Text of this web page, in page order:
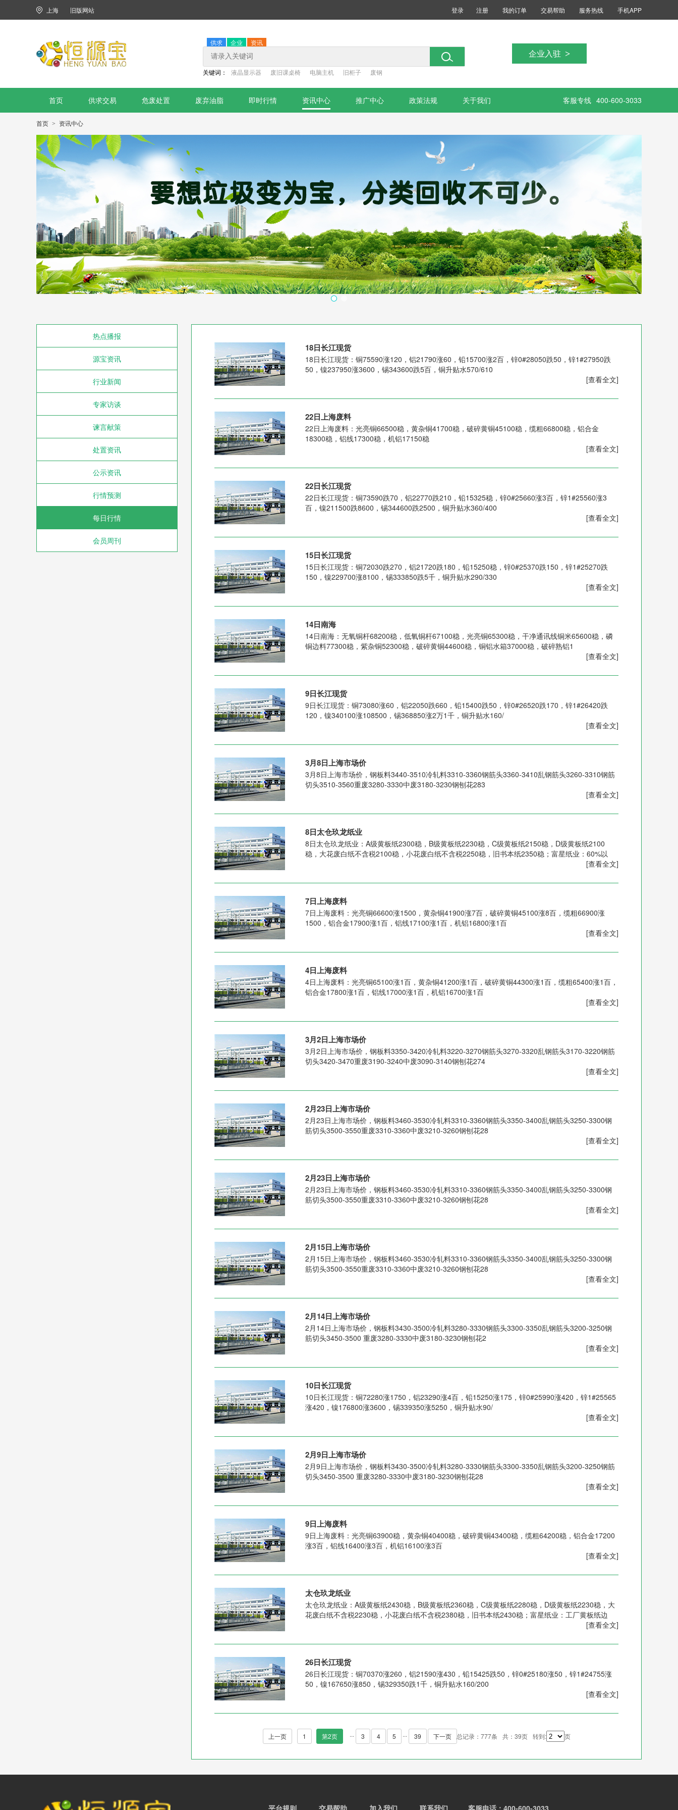
上海 旧版网站 登录 注册 我的订单 交易帮助 服务热线 手机APP
供求 企业 资讯
关键词： 液晶显示器 废旧课桌椅 电脑主机 旧柜子 废钢
企业入驻 >
首页 供求交易 危废处置 废弃油脂 即时行情 资讯中心 推广中心 政策法规 关于我们 客服专线 400-600-3033
首页 > 资讯中心
热点播报
源宝资讯
行业新闻
专家访谈
谏言献策
处置资讯
公示资讯
行情预测
每日行情
会员周刊
18日长江现货
18日长江现货：铜75590涨120，铝21790涨60，铅15700涨2百，锌0#28050跌50，锌1#27950跌
50，镍237950涨3600，锡343600跌5百，铜升贴水570/610
[查看全文]
22日上海废料
22日上海废料：光亮铜66500稳，黄杂铜41700稳，破碎黄铜45100稳，缆粗66800稳，铝合金
18300稳，铝线17300稳，机铝17150稳
[查看全文]
22日长江现货
22日长江现货：铜73590跌70，铝22770跌210，铅15325稳，锌0#25660涨3百，锌1#25560涨3
百，镍211500跌8600，锡344600跌2500，铜升贴水360/400
[查看全文]
15日长江现货
15日长江现货：铜72030跌270，铝21720跌180，铅15250稳，锌0#25370跌150，锌1#25270跌
150，镍229700涨8100，锡333850跌5千，铜升贴水290/330
[查看全文]
14日南海
14日南海：无氧铜杆68200稳，低氧铜杆67100稳，光亮铜65300稳，干净通讯线铜米65600稳，磷
铜边料77300稳，紫杂铜52300稳，破碎黄铜44600稳，铜铝水箱37000稳，破碎熟铝1
[查看全文]
9日长江现货
9日长江现货：铜73080涨60，铝22050跌660，铅15400跌50，锌0#26520跌170，锌1#26420跌
120，镍340100涨108500，锡368850涨2万1千，铜升贴水160/
[查看全文]
3月8日上海市场价
3月8日上海市场价，钢板料3440-3510冷轧料3310-3360钢筋头3360-3410乱钢筋头3260-3310钢筋
切头3510-3560重废3280-3330中废3180-3230钢刨花283
[查看全文]
8日太仓玖龙纸业
8日太仓玖龙纸业：A级黄板纸2300稳，B级黄板纸2230稳，C级黄板纸2150稳，D级黄板纸2100
稳，大花废白纸不含税2100稳，小花废白纸不含税2250稳，旧书本纸2350稳；富星纸业：60%以
[查看全文]
7日上海废料
7日上海废料：光亮铜66600涨1500，黄杂铜41900涨7百，破碎黄铜45100涨8百，缆粗66900涨
1500，铝合金17900涨1百，铝线17100涨1百，机铝16800涨1百
[查看全文]
4日上海废料
4日上海废料：光亮铜65100涨1百，黄杂铜41200涨1百，破碎黄铜44300涨1百，缆粗65400涨1百，
铝合金17800涨1百，铝线17000涨1百，机铝16700涨1百
[查看全文]
3月2日上海市场价
3月2日上海市场价，钢板料3350-3420冷轧料3220-3270钢筋头3270-3320乱钢筋头3170-3220钢筋
切头3420-3470重废3190-3240中废3090-3140钢刨花274
[查看全文]
2月23日上海市场价
2月23日上海市场价，钢板料3460-3530冷轧料3310-3360钢筋头3350-3400乱钢筋头3250-3300钢
筋切头3500-3550重废3310-3360中废3210-3260钢刨花28
[查看全文]
2月23日上海市场价
2月23日上海市场价，钢板料3460-3530冷轧料3310-3360钢筋头3350-3400乱钢筋头3250-3300钢
筋切头3500-3550重废3310-3360中废3210-3260钢刨花28
[查看全文]
2月15日上海市场价
2月15日上海市场价，钢板料3460-3530冷轧料3310-3360钢筋头3350-3400乱钢筋头3250-3300钢
筋切头3500-3550重废3310-3360中废3210-3260钢刨花28
[查看全文]
2月14日上海市场价
2月14日上海市场价，钢板料3430-3500冷轧料3280-3330钢筋头3300-3350乱钢筋头3200-3250钢
筋切头3450-3500 重废3280-3330中废3180-3230钢刨花2
[查看全文]
10日长江现货
10日长江现货：铜72280涨1750，铝23290涨4百，铅15250涨175，锌0#25990涨420，锌1#25565
涨420，镍176800涨3600，锡339350涨5250，铜升贴水90/
[查看全文]
2月9日上海市场价
2月9日上海市场价，钢板料3430-3500冷轧料3280-3330钢筋头3300-3350乱钢筋头3200-3250钢筋
切头3450-3500 重废3280-3330中废3180-3230钢刨花28
[查看全文]
9日上海废料
9日上海废料：光亮铜63900稳，黄杂铜40400稳，破碎黄铜43400稳，缆粗64200稳，铝合金17200
涨3百，铝线16400涨3百，机铝16100涨3百
[查看全文]
太仓玖龙纸业
太仓玖龙纸业：A级黄板纸2430稳，B级黄板纸2360稳，C级黄板纸2280稳，D级黄板纸2230稳，大
花废白纸不含税2230稳，小花废白纸不含税2380稳，旧书本纸2430稳；富星纸业：工厂黄板纸边
[查看全文]
26日长江现货
26日长江现货：铜70370涨260，铝21590涨430，铅15425跌50，锌0#25180涨50，锌1#24755涨
50，镍167650涨850，锡329350跌1千，铜升贴水160/200
[查看全文]
上一页 1 第2页 ... 3 4 5 ... 39 下一页 总记录：777条 共：39页 转到: 页
平台规则 交易帮助 加入我们 联系我们 客服电话：400-600-3033